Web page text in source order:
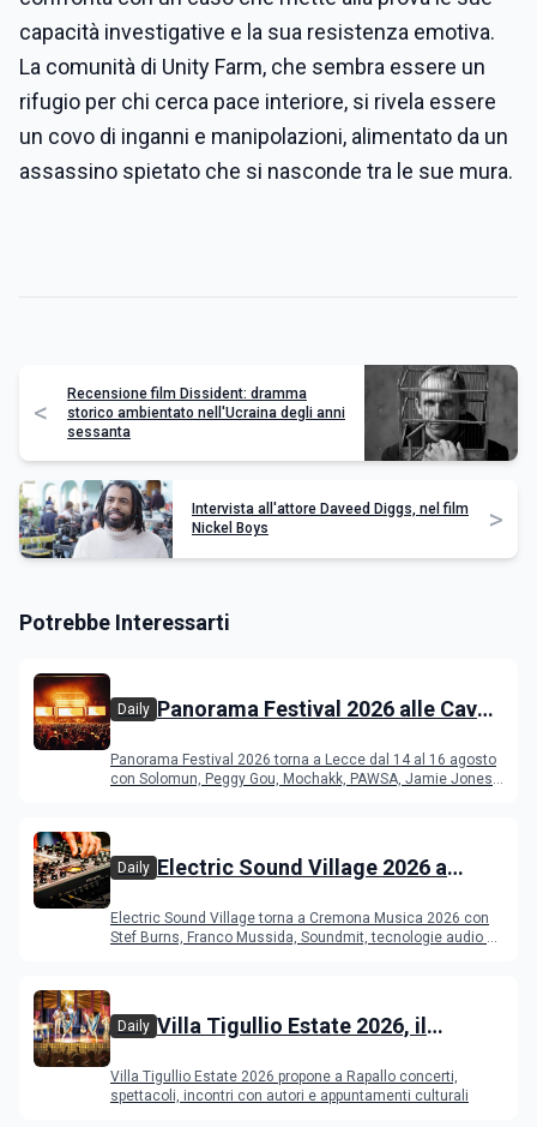
capacità investigative e la sua resistenza emotiva.
La comunità di Unity Farm, che sembra essere un
rifugio per chi cerca pace interiore, si rivela essere
un covo di inganni e manipolazioni, alimentato da un
assassino spietato che si nasconde tra le sue mura.
<
Recensione film Dissident: dramma
storico ambientato nell'Ucraina degli anni
sessanta
Intervista all'attore Daveed Diggs, nel film
Nickel Boys
>
Potrebbe Interessarti
Daily Panorama Festival 2026 alle Cave
programma
Panorama Festival 2026 torna a Lecce dal 14 al 16 agosto
con Solomun, Peggy Gou, Mochakk, PAWSA, Jamie Jones
Daily Electric Sound Village 2026 a
Young Band Contest, il programma
Electric Sound Village torna a Cremona Musica 2026 con
Stef Burns, Franco Mussida, Soundmit, tecnologie audio e
Daily Villa Tigullio Estate 2026, il
Villa Tigullio Estate 2026 propone a Rapallo concerti,
spettacoli, incontri con autori e appuntamenti culturali